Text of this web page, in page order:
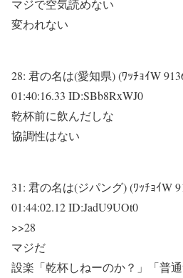
マジで空気読めない
変われない
28: 君の名は(愛知県) (ﾜｯﾁｮｲW
01:40:16.33 ID:SBb8RxWJ0
乾杯前に飲んだしな
協調性はない
31: 君の名は(ジパング) (ﾜｯﾁｮｲW
01:44:02.12 ID:JadU9UOt0
>>28
マジだ
設楽「乾杯しねーのか？」「普通